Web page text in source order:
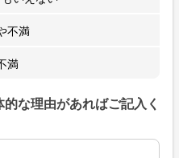
不満
満
な理由があればご記入く
な理由があればご記入くだ